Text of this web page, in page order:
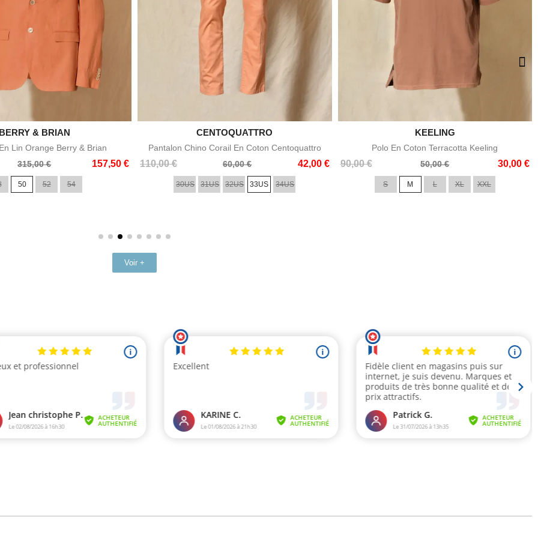
Aperçu rapide
BERRY & BRIAN
Lin Orange Berry & Brian
315,00 € 157,50 €
50 52 54
Aperçu rapide
CENTOQUATTRO
Pantalon Chino Corail En Coton Centoquattro
110,00 €
Prix
60,00 € 42,00 €
Prix
30US 31US 32US 33US 34US
Aperçu rapide
KEELING
Polo En Coton Terracotta Keeling
90,00 €
Prix
50,00 € 30,00 €
Prix
S M L XL XXL
Voir +